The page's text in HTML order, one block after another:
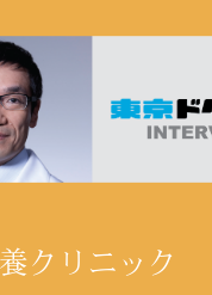
クリニック